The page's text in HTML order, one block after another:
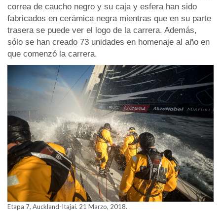
correa de caucho negro y su caja y esfera han sido
fabricados en cerámica negra mientras que en su parte
trasera se puede ver el logo de la carrera. Además,
sólo se han creado 73 unidades en homenaje al año en
que comenzó la carrera.
Etapa 7, Auckland-Itajai. 21 Marzo, 2018.